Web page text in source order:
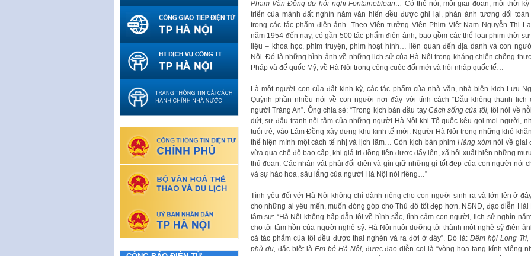
Phạm Văn Đồng dự hội nghị Fontaineblean… Có thể nói, mỗi giai đoạn, mỗi thời kỳ
triển của mảnh đất nghìn năm văn hiến đều được ghi lại, phản ánh tương đối toàn
trong các tác phẩm điện ảnh. Theo Viện trưởng Viện Phim Việt Nam Nguyễn Thị
năm 1954 đến nay, có gần 500 tác phẩm điện ảnh, bao gồm các thể loại phim thời sự
liệu – khoa học, phim truyện, phim hoạt hình… liên quan đến địa danh và con
Nội. Đó là những hình ảnh về những lịch sử của Hà Nội trong kháng chiến chống
Pháp và đế quốc Mỹ, về Hà Nội trong công cuộc đổi mới và hội nhập quốc tế…
Là một người con của đất kinh kỳ, các tác phẩm của nhà văn, nhà biên kịch Lưu
Quỳnh phần nhiều nói về con người nơi đây với tính cách “Dẫu không thanh lịch
người Tràng An”. Ông chia sẻ: “Trong kịch bản đầu tay Cách sống của tôi, tôi nói về
dứt, sự đấu tranh nội tâm của những người Hà Nội khi Tổ quốc kêu gọi mọi người,
tuổi trẻ, vào Lâm Đồng xây dựng khu kinh tế mới. Người Hà Nội trong những khó
thể hiện mình một cách tế nhị và lịch lãm… Còn kịch bản phim Hàng xómnói về giai
vừa qua chế độ bao cấp, khi giá trị đồng tiền được đẩy lên, xã hội xuất hiện những
thủ đoạn. Các nhân vật phải đối diện và gìn giữ những gì tốt đẹp của con người nói
và sự hào hoa, sâu lắng của người Hà Nội nói riêng…”
Tình yêu đối với Hà Nội không chỉ dành riêng cho con người sinh ra và lớn lên ở
cho những ai yêu mến, muốn đóng góp cho Thủ đô tốt đẹp hơn. NSND, đạo diễn Hải
tâm sự: “Hà Nội không hấp dẫn tôi về hình sắc, tình cảm con người, lịch sử nghìn
cho tôi tâm hồn của người nghệ sỹ. Hà Nội nuôi dưỡng tôi thành một nghệ sỹ điện
cả tác phẩm của tôi đều được thai nghén và ra đời ở đây”. Đó là: Đêm hội Long Trì,
phù du, đặc biệt là Em bé Hà Nội, được đạo diễn coi là “vòng hoa tang kính viếng